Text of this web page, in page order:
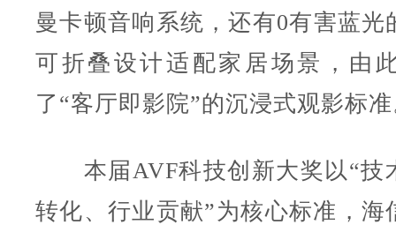
曼卡顿音响系统，还有0有害蓝光
可折叠设计适配家居场景，由
了“客厅即影院”的沉浸式观影标
本届AVF科技创新大奖以“技
转化、行业贡献”为核心标准，海